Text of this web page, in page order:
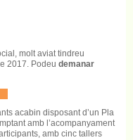
molt aviat tindreu
2017. Podeu demanar
acabin disposant d’un Pla
amb l’acompanyament
amb cinc tallers